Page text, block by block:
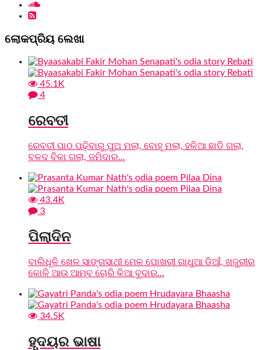
ଲୋକପ୍ରିୟ ଲେଖା
45.1K
4
ରେବତୀ
ରେବତୀ ପାଠ ପଢ଼ିବାରୁ ପୁଅ ମଲା, ବୋହୂ ମଲା, ହଳିଆ ଛାଡି ଗଲା,
ବଳଦ ବିକା ଗଲା, ଜମିଦାର...
43.4K
3
ପିଲାଦିନ
ବାଲିଧୂଳି ଖେଳ ସାଙ୍ଗସାଥୀ ମେଳ ପୋଖରୀ ଗାଧୁଆ ଡିଆଁ, ଖଜୁରୀର
କୋଳି ଆଉ ଆମ୍ବ ଚୋରି କିଆ ବୁଦାର...
34.5K
ହୃଦୟର ଭାଷା